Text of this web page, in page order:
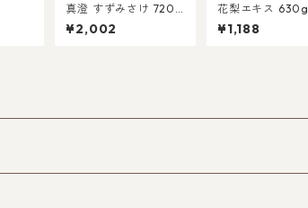
真澄 すずみさけ 720
ml【夏季限定】
¥2,002
花梨エキス 630g
¥1,188